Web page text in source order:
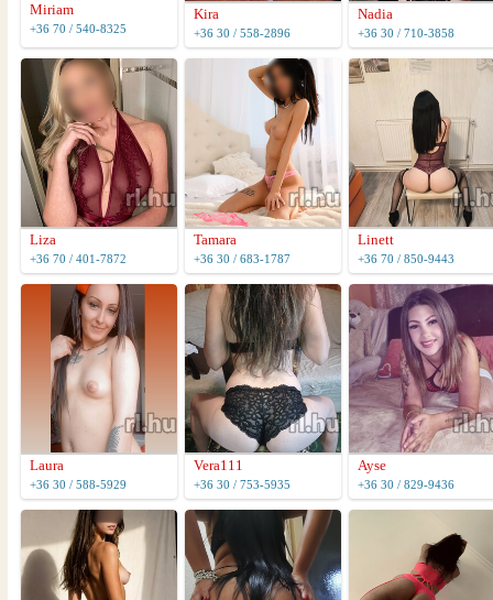
Miriam
+36 70 / 540-8325
Kira
+36 30 / 558-2896
Nadia
+36 30 / 710-3858
Liza
+36 70 / 401-7872
Tamara
+36 30 / 683-1787
Linett
+36 70 / 850-9443
Laura
+36 30 / 588-5929
Vera111
+36 30 / 753-5935
Ayse
+36 30 / 829-9436